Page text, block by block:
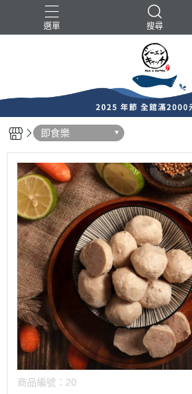
選單 搜尋
中秋烤肉推薦 帶殼類 易牙居港點
即食樂
商品編號： 20